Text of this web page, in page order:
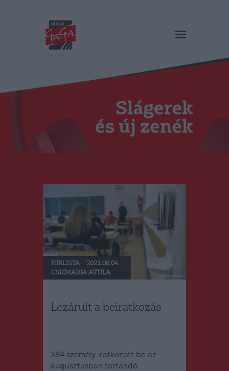
RÁDIÓ GAGA
Műsorok
Duma Duba
Podcast és videók
Stáb
HÍRLISTA
2021.08.04.
CSIZMADIA ATTILA
Lezárult a beiratkozás
384 személy iratkozott be az
augusztusban tartandó